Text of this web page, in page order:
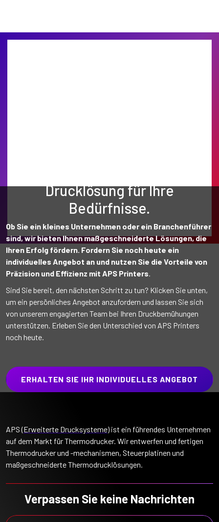
Drucklösung für Ihre
Bedürfnisse.
Ob Sie ein kleines Unternehmen oder ein Branchenführer
sind, wir bieten Ihnen maßgeschneiderte Lösungen, die
Ihren Erfolg fördern. Fordern Sie noch heute ein
individuelles Angebot an und nutzen Sie die Vorteile von
Präzision und Effizienz mit APS Printers.
Sind Sie bereit, den nächsten Schritt zu tun? Klicken Sie unten,
um ein persönliches Angebot anzufordern und lassen Sie sich
von unserem engagierten Team bei Ihren Druckbemühungen
unterstützen. Erleben Sie den Unterschied von APS Printers
noch heute.
ERHALTEN SIE IHR INDIVIDUELLES ANGEBOT
APS (Erweiterte Drucksysteme) ist ein führendes Unternehmen
auf dem Markt für Thermodrucker. Wir entwerfen und fertigen
Thermodrucker und -mechanismen, Steuerplatinen und
maßgeschneiderte Thermodrucklösungen.
Verpassen Sie keine Nachrichten